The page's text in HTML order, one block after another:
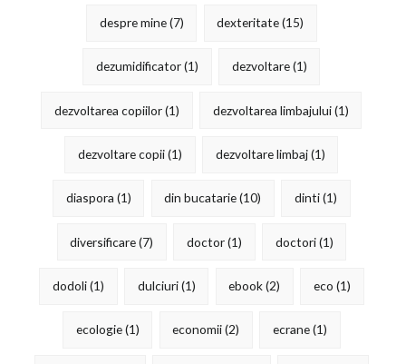
despre mine(7) dexteritate(15)
dezumidificator(1) dezvoltare(1)
dezvoltarea copiilor(1) dezvoltarea limbajului(1)
dezvoltare copii(1) dezvoltare limbaj(1)
diaspora (1) din bucatarie(10) dinti(1)
diversificare(7) doctor(1) doctori(1)
dodoli(1) dulciuri(1) ebook(2) eco (1)
ecologie(1) economii(2) ecrane(1)